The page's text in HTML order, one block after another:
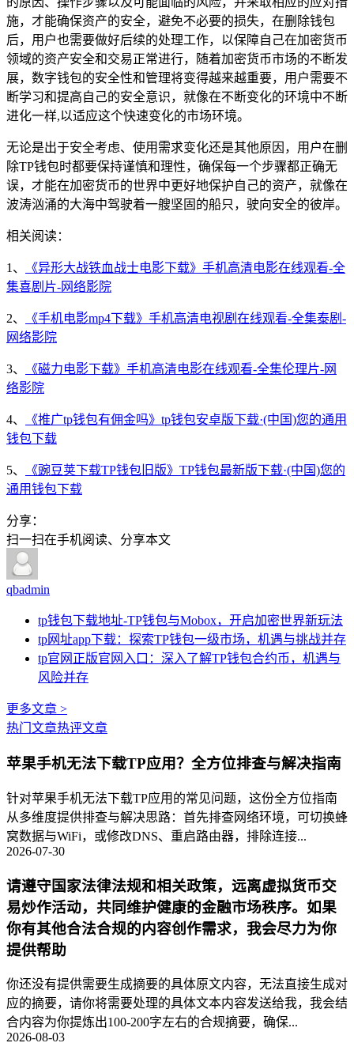
施，才能确保资产的安全，避免不必要的损失，在删除钱包
后，用户也需要做好后续的处理工作，以保障自己在加密货币
领域的资产安全和交易正常进行，随着加密货币市场的不断发
展，数字钱包的安全性和管理将变得越来越重要，用户需要不
断学习和提高自己的安全意识，就像在不断变化的环境中不断
进化一样,以适应这个快速变化的市场环境。
无论是出于安全考虑、使用需求变化还是其他原因，用户在删
除TP钱包时都要保持谨慎和理性，确保每一个步骤都正确无
误，才能在加密货币的世界中更好地保护自己的资产，就像在
波涛汹涌的大海中驾驶着一艘坚固的船只，驶向安全的彼岸。
相关阅读：
1、
《异形大战铁血战士电影下载》手机高清电影在线观看-全
集喜剧片-网络影院
2、
《手机电影mp4下载》手机高清电视剧在线观看-全集泰剧-
网络影院
3、
《磁力电影下载》手机高清电影在线观看-全集伦理片-网
络影院
4、
《推广tp钱包有佣金吗》tp钱包安卓版下载·(中国)您的通用
钱包下载
5、
《豌豆荚下载TP钱包旧版》TP钱包最新版下载·(中国)您的
通用钱包下载
分享：
扫一扫在手机阅读、分享本文
qbadmin
tp钱包下载地址-TP钱包与Mobox，开启加密世界新玩法
tp网址app下载：探索TP钱包一级市场，机遇与挑战并存
tp官网正版官网入口：深入了解TP钱包合约币，机遇与
风险并存
更多文章 >
热门文章热评文章
苹果手机无法下载TP应用？全方位排查与解决指南
针对苹果手机无法下载TP应用的常见问题，这份全方位指南
从多维度提供排查与解决思路：首先排查网络环境，可切换蜂
窝数据与WiFi，或修改DNS、重启路由器，排除连接...
2026-07-30
请遵守国家法律法规和相关政策，远离虚拟货币交
易炒作活动，共同维护健康的金融市场秩序。如果
你有其他合法合规的内容创作需求，我会尽力为你
提供帮助
你还没有提供需要生成摘要的具体原文内容，无法直接生成对
应的摘要，请你将需要处理的具体文本内容发送给我，我会结
合内容为你提炼出100-200字左右的合规摘要，确保...
2026-08-03